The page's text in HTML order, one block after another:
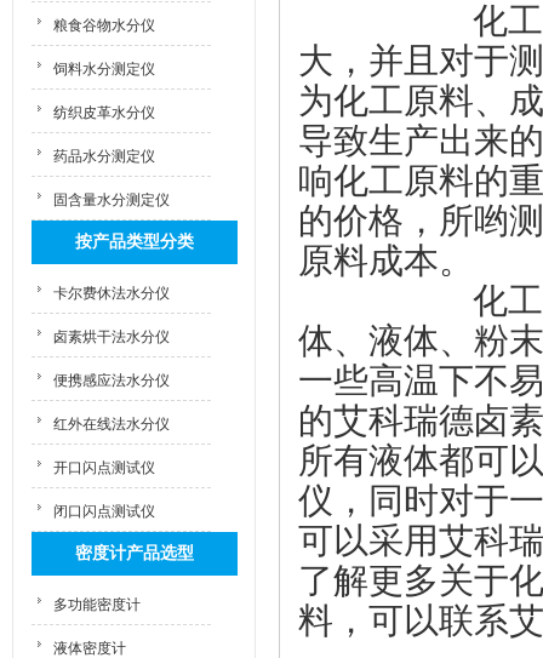
粮食谷物水分仪
饲料水分测定仪
纺织皮革水分仪
药品水分测定仪
固含量水分测定仪
按产品类型分类
卡尔费休法水分仪
卤素烘干法水分仪
便携感应法水分仪
红外在线法水分仪
开口闪点测试仪
闭口闪点测试仪
密度计产品选型
多功能密度计
液体密度计
化工行业
大，并且对于
为化工原料、
导致生产出来
响化工原料的
的价格，所哟
原料成本。
化工行业
体、液体、粉
一些高温下不
的艾科瑞德卤
所有液体都可
仪，同时对于
可以采用艾科
了解更多关于
料，可以联系